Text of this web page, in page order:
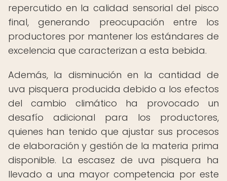
repercutido en la calidad sensorial del pisco
final, generando preocupación entre los
productores por mantener los estándares de
excelencia que caracterizan a esta bebida.
Además, la disminución en la cantidad de
uva pisquera producida debido a los efectos
del cambio climático ha provocado un
desafío adicional para los productores,
quienes han tenido que ajustar sus procesos
de elaboración y gestión de la materia prima
disponible. La escasez de uva pisquera ha
llevado a una mayor competencia por este